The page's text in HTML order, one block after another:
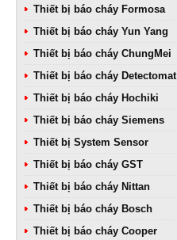
Thiết bị báo cháy Formosa
Thiết bị báo cháy Yun Yang
Thiết bị báo cháy ChungMei
Thiết bị báo cháy Detectomat
Thiết bị báo cháy Hochiki
Thiết bị báo cháy Siemens
Thiết bị System Sensor
Thiết bị báo cháy GST
Thiết bị báo cháy Nittan
Thiết bị báo cháy Bosch
Thiết bị báo cháy Cooper